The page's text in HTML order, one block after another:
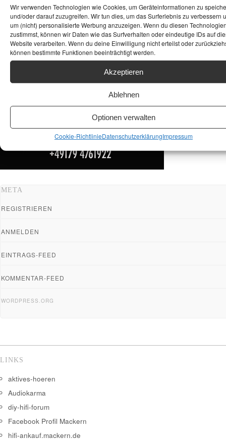
Wir verwenden Technologien wie Cookies, um Geräteinformationen zu
und/oder darauf zuzugreifen. Wir tun dies, um das Surferlebnis zu verbessern
um (nicht) personalisierte Werbung anzuzeigen. Wenn du diesen
zustimmst, können wir Daten wie das Surfverhalten oder eindeutige IDs auf
Website verarbeiten. Wenn du deine Einwilligung nicht erteilst oder
können bestimmte Funktionen beeinträchtigt werden.
Akzeptieren
Ablehnen
Optionen verwalten
Cookie-RichtlinieDatenschutzerklärungImpressum
META
REGISTRIEREN
ANMELDEN
EINTRAGS-FEED
KOMMENTAR-FEED
WORDPRESS.ORG
LINKS
aktives-hoeren
Audiokarma
diy-hifi-forum
Facebook Profil Mackern
hifi-ankauf.mackern.de